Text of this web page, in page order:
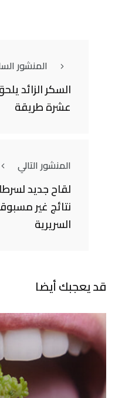
المنشور
السكر الزائد
عشرة طريقة
المنشور التالي
لقاح جديد
نتائج غير
السريرية
قد يعجبك أيضا